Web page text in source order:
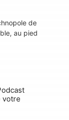
de
au pied
votre